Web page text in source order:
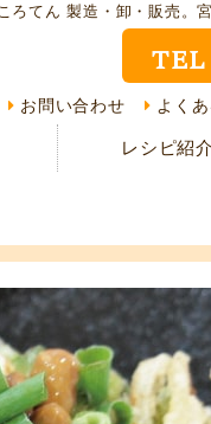
てん 製造・卸・販売。
TEL
お問い合わせ よく
レシピ紹介
レシ
お客
取引
採用
プラ